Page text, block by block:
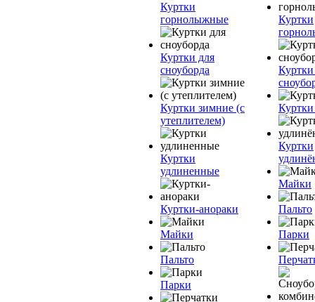
Куртки
горнолыжные
Куртки для
сноуборда
Куртки зимние (с
утеплителем)
Куртки
удлиненные
Куртки-анораки
Майки
Пальто
Парки
Куртки
Куртки
Куртки
Майки
Пальто
Парки